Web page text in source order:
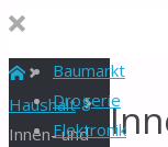
Baumarkt
Drogerie
Elektronik
Start
Haushalt
Innen- und